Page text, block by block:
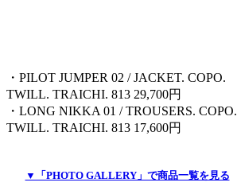
・PILOT JUMPER 02 / JACKET. COPO.
TWILL. TRAICHI. 813 29,700円
・LONG NIKKA 01 / TROUSERS. COPO.
TWILL. TRAICHI. 813 17,600円
▼「PHOTO GALLERY」で商品一覧を見る